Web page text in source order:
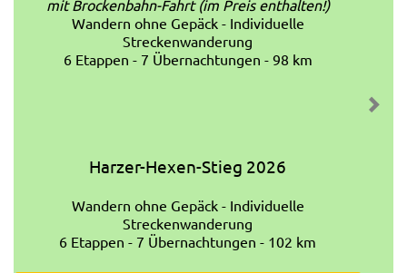
mit Brockenbahn-Fahrt (im Preis enthalten!)
Wandern ohne Gepäck - Individuelle
Streckenwanderung
6 Etappen - 7 Übernachtungen - 98 km
Harzer-Hexen-Stieg 2026
Wandern ohne Gepäck - Individuelle
Streckenwanderung
6 Etappen - 7 Übernachtungen - 102 km